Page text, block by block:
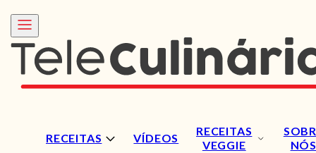
RECEITAS VÍDEOS
RECEITAS
VEGGIE
NÓS